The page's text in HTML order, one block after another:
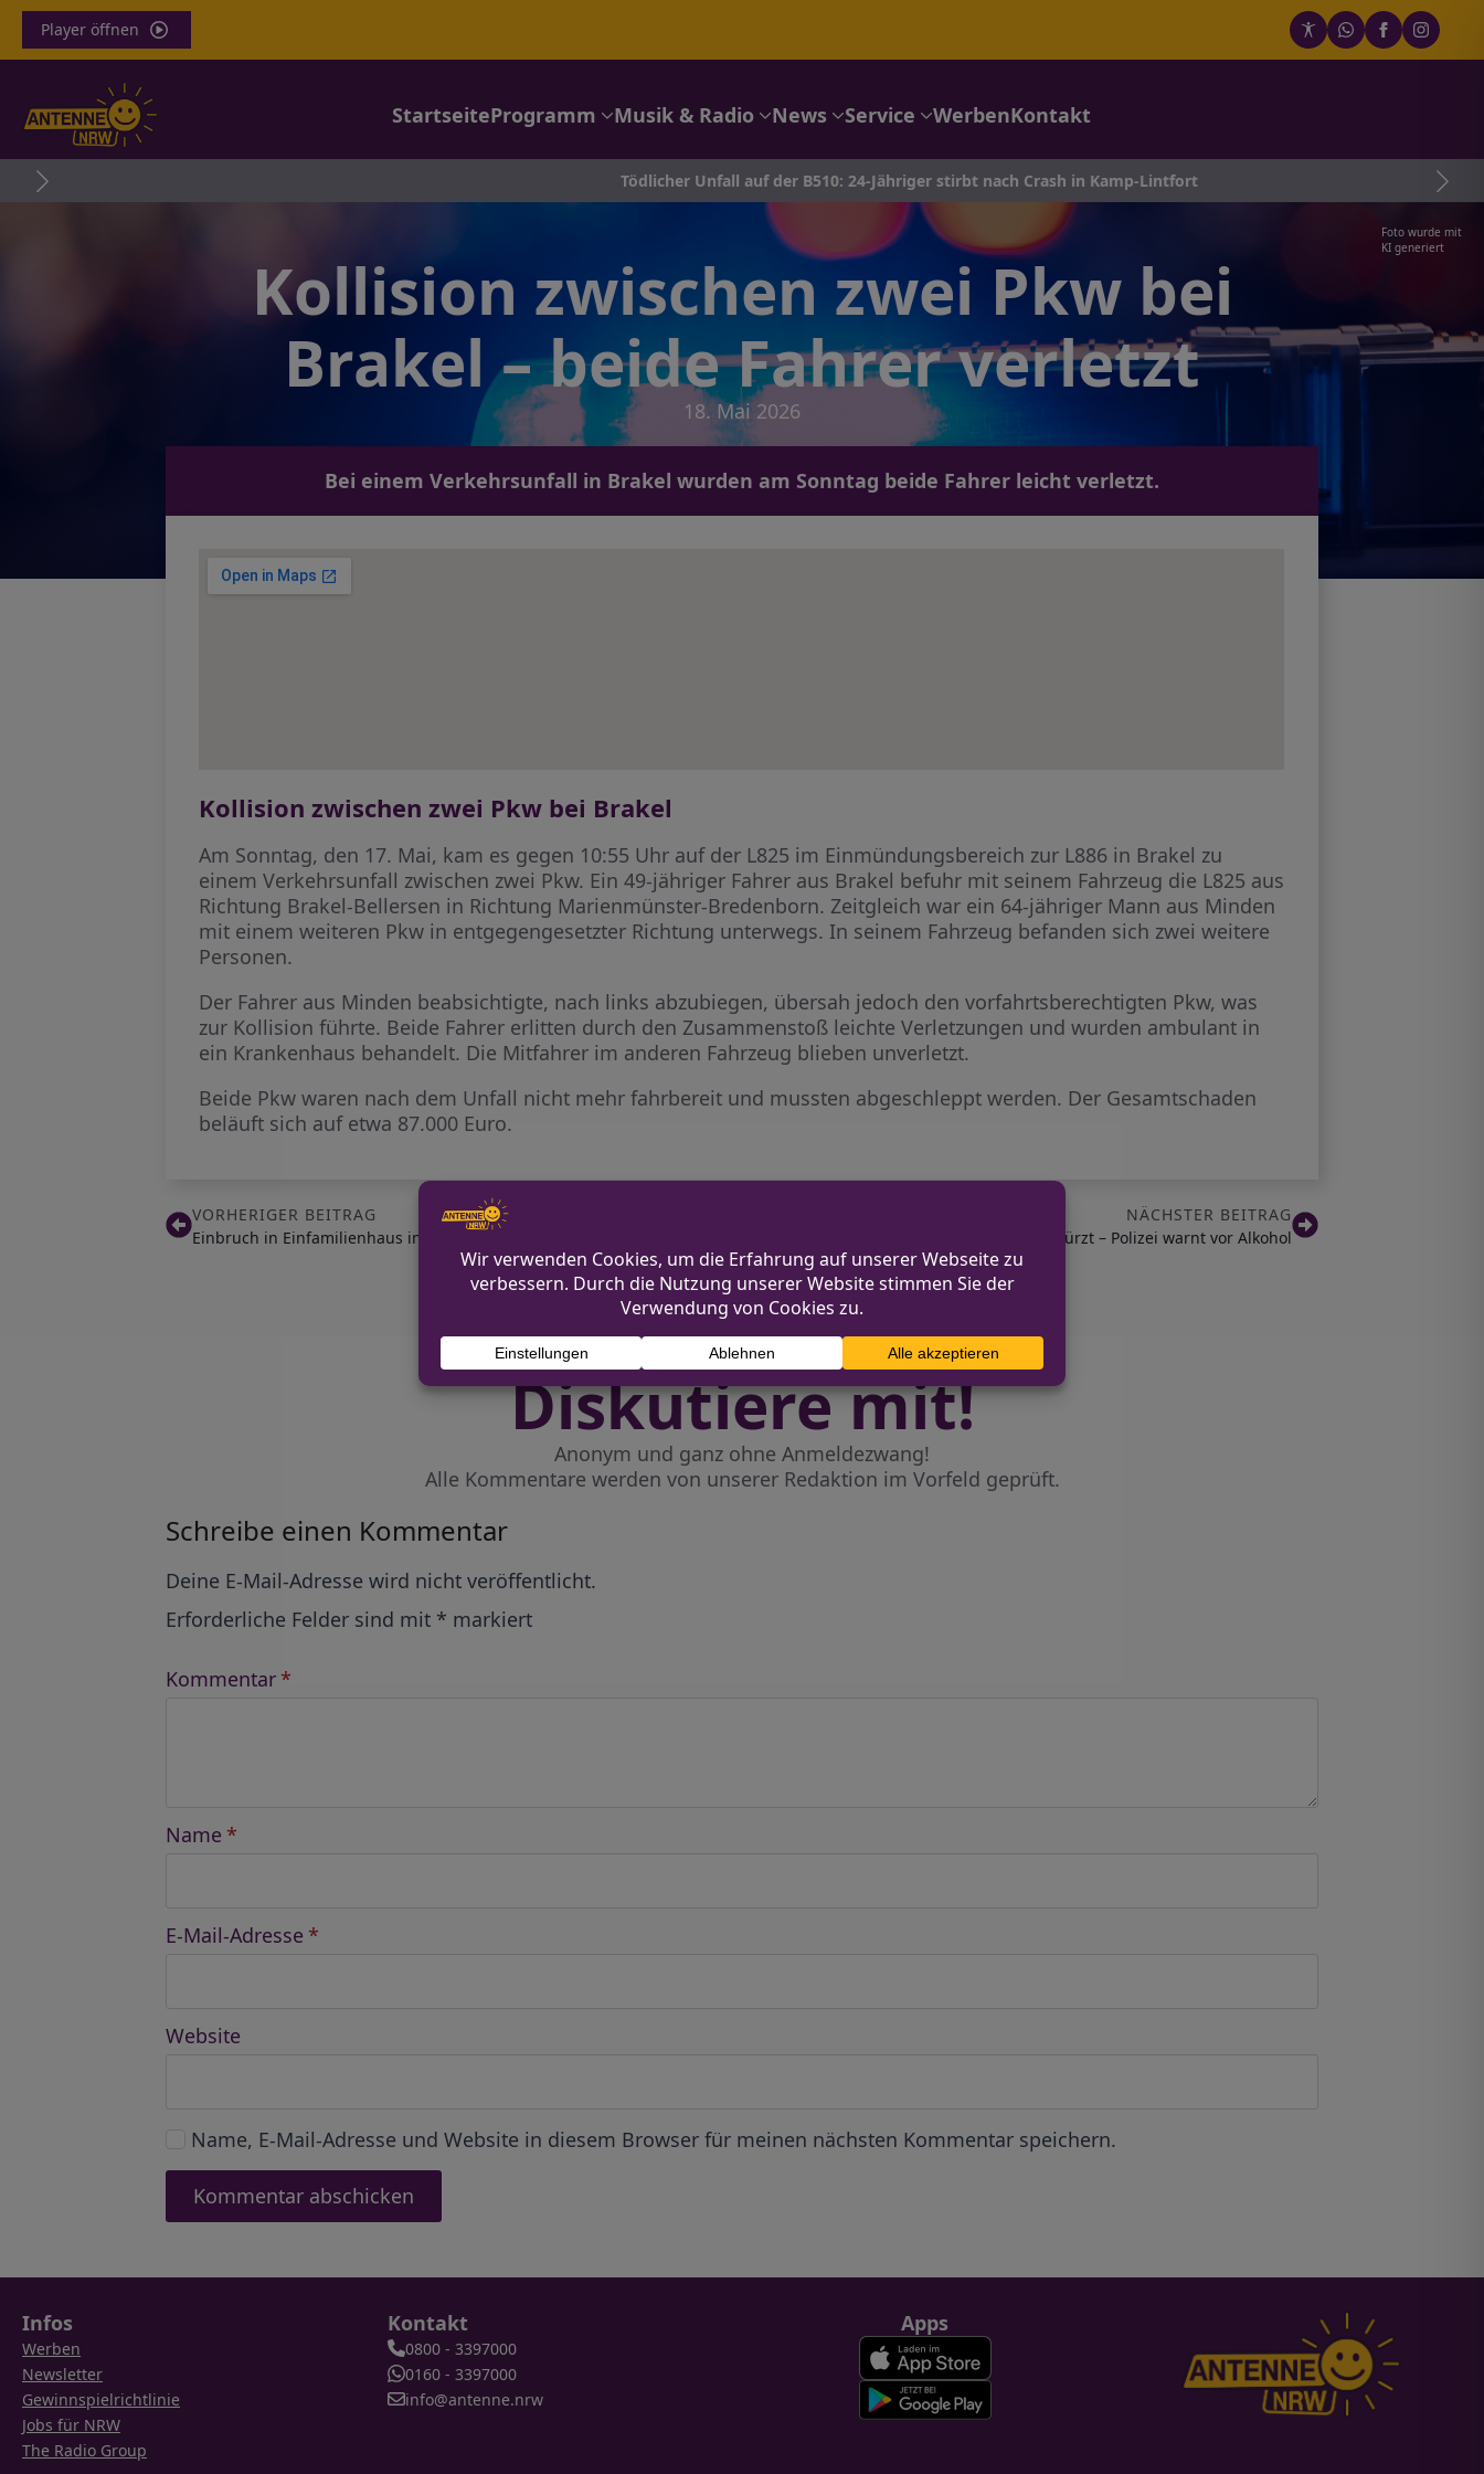
Player öffnen
StartseiteProgramm Musik & Radio News Service WerbenKontakt
Tödlicher Unfall auf der B510: 24-Jähriger stirbt nach Crash in Kamp-Lintfort
Foto wurde mit
KI generiert
Kollision zwischen zwei Pkw bei
Brakel – beide Fahrer verletzt
18. Mai 2026
Bei einem Verkehrsunfall in Brakel wurden am Sonntag beide Fahrer leicht verletzt.
Kollision zwischen zwei Pkw bei Brakel
Am Sonntag, den 17. Mai, kam es gegen 10:55 Uhr auf der L825 im Einmündungsbereich zur L886 in Brakel zu
einem Verkehrsunfall zwischen zwei Pkw. Ein 49-jähriger Fahrer aus Brakel befuhr mit seinem Fahrzeug die L825 aus
Richtung Brakel-Bellersen in Richtung Marienmünster-Bredenborn. Zeitgleich war ein 64-jähriger Mann aus Minden
mit einem weiteren Pkw in entgegengesetzter Richtung unterwegs. In seinem Fahrzeug befanden sich zwei weitere
Personen.
Der Fahrer aus Minden beabsichtigte, nach links abzubiegen, übersah jedoch den vorfahrtsberechtigten Pkw, was
zur Kollision führte. Beide Fahrer erlitten durch den Zusammenstoß leichte Verletzungen und wurden ambulant in
ein Krankenhaus behandelt. Die Mitfahrer im anderen Fahrzeug blieben unverletzt.
Beide Pkw waren nach dem Unfall nicht mehr fahrbereit und mussten abgeschleppt werden. Der Gesamtschaden
beläuft sich auf etwa 87.000 Euro.
VORHERIGER BEITRAG
Einbruch in Einfamilienhaus in Oelde
NÄCHSTER BEITRAG
E-Scooter-Fahrerin in Münster gestürzt – Polizei warnt vor Alkohol
Diskutiere mit!
Anonym und ganz ohne Anmeldezwang!
Alle Kommentare werden von unserer Redaktion im Vorfeld geprüft.
Schreibe einen Kommentar
Deine E-Mail-Adresse wird nicht veröffentlicht.
Erforderliche Felder sind mit * markiert
Kommentar *
Name *
E-Mail-Adresse *
Website
Name, E-Mail-Adresse und Website in diesem Browser für meinen nächsten Kommentar speichern.
Infos
Werben
Newsletter
Gewinnspielrichtlinie
Jobs für NRW
The Radio Group
Kontakt
0800 - 3397000
0160 - 3397000
info@antenne.nrw
Apps